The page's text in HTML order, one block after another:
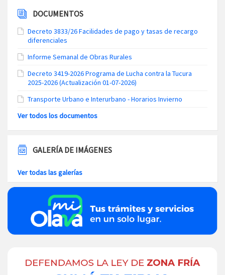
DOCUMENTOS
Decreto 3833/26 Facilidades de pago y tasas de recargo
diferenciales
Informe Semanal de Obras Rurales
Decreto 3419-2026 Programa de Lucha contra la Tucura
2025-2026 (Actualización 01-07-2026)
Transporte Urbano e Interurbano - Horarios Invierno
Ver todos los documentos
GALERÍA DE IMÁGENES
Ver todas las galerías